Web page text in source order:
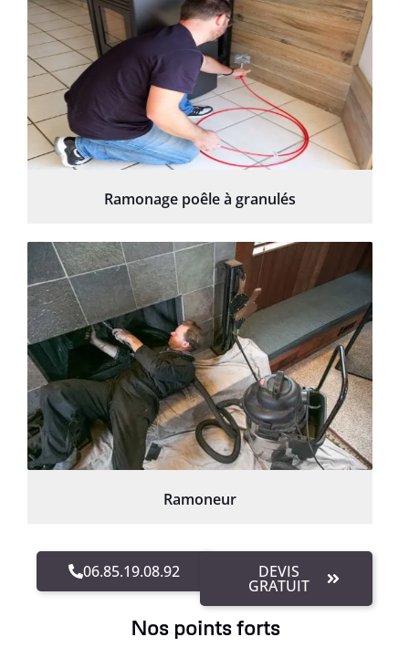
Ramonage poêle à granulés
Ramoneur
06.85.19.08.92 DEVIS
GRATUIT
Nos points forts